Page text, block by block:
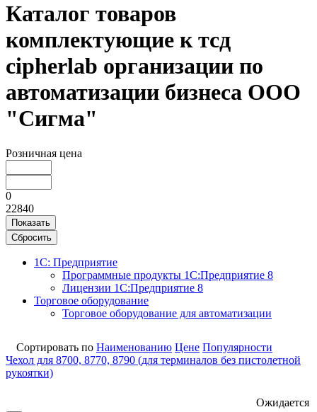
Каталог товаров
комплектующие к тсд
cipherlab организации по
автоматизации бизнеса ООО
"Сигма"
Розничная цена
0
22840
Показать
Сбросить
1С: Предприятие
Программные продукты 1С:Предприятие 8
Лицензии 1С:Предприятие 8
Торговое оборудование
Торговое оборудование для автоматизации
Сортировать по Наименованию Цене Популярности
Чехол для 8700, 8770, 8790 (для терминалов без пистолетной
рукоятки)
Ожидается